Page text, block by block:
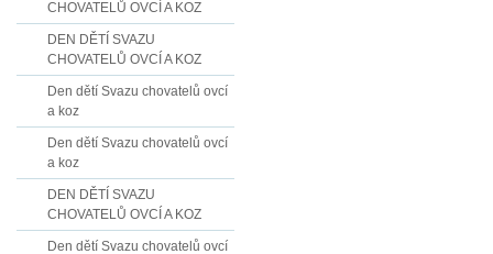
CHOVATELŮ OVCÍ A KOZ
DEN DĚTÍ SVAZU
CHOVATELŮ OVCÍ A KOZ
Den dětí Svazu chovatelů ovcí
a koz
Den dětí Svazu chovatelů ovcí
a koz
DEN DĚTÍ SVAZU
CHOVATELŮ OVCÍ A KOZ
Den dětí Svazu chovatelů ovcí